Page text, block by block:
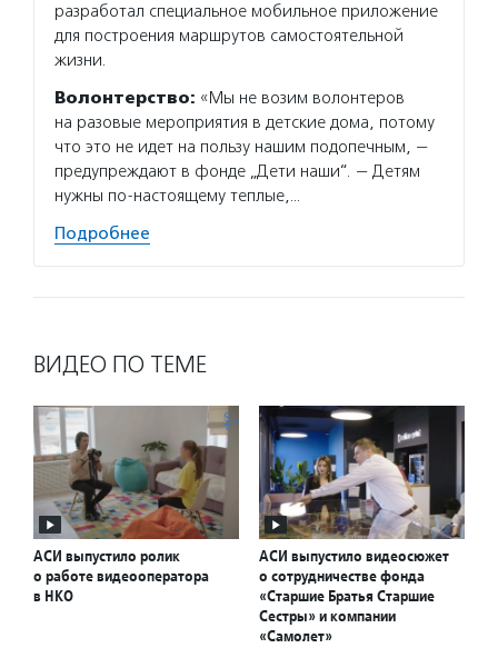
разработал специальное мобильное приложение
для построения маршрутов самостоятельной
жизни.
Волонтерство: «Мы не возим волонтеров
на разовые мероприятия в детские дома, потому
что это не идет на пользу нашим подопечным, —
предупреждают в фонде „Дети наши“. — Детям
нужны по-настоящему теплые,…
Подробнее
ВИДЕО ПО ТЕМЕ
АСИ выпустило ролик
о работе видеооператора
в НКО
АСИ выпустило видеосюжет
о сотрудничестве фонда
«Старшие Братья Старшие
Сестры» и компании
«Самолет»